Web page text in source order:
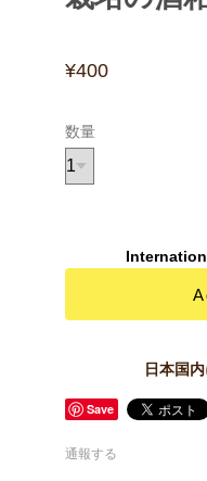
¥400
数量
日本国
Save
通報する